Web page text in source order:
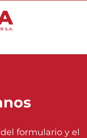
formulario y el